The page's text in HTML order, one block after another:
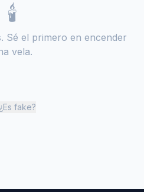
🕯️
Sé el primero en encender
vela.
¿Es fake?